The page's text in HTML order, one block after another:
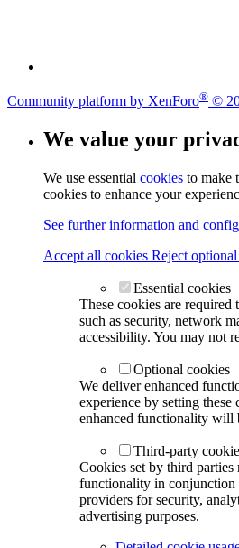
Community platform by XenForo® ©
We value your
We use essential cookies to make
cookies to enhance your
See further information and
Accept all cookies Reject
Essential cookies
These cookies are
such as security, network
accessibility. You may not
Optional cookies
We deliver enhanced
experience by setting
enhanced functionality will
Third-party
Cookies set by third
functionality in conjunction
providers for security,
advertising purposes.